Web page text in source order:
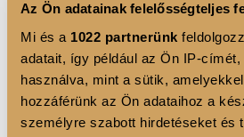
Az Ön adatainak felelősségteljes
Mi és a 1022 partnerünk
adatait, így például az Ön IP-
használva, mint a sütik,
hozzáférünk az Ön adataihoz a
személyre szabott hirdetéseket és
elnehezülő érzet nélkül.
Luxus, elegáns
neszesszered legszebb éke
Tápláló Jojoba olajat